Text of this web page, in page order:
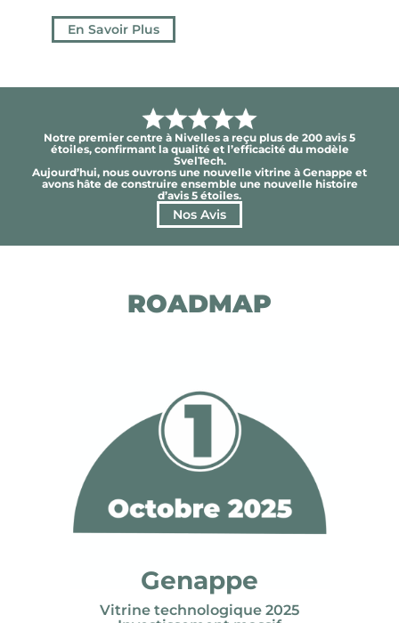
En Savoir Plus
Notre premier centre à Nivelles a reçu plus de 200 avis 5
étoiles, confirmant la qualité et l’efficacité du modèle
SvelTech.
Aujourd’hui, nous ouvrons une nouvelle vitrine à Genappe et
avons hâte de construire ensemble une nouvelle histoire
d’avis 5 étoiles.
Nos Avis
ROADMAP
Genappe
Vitrine technologique 2025